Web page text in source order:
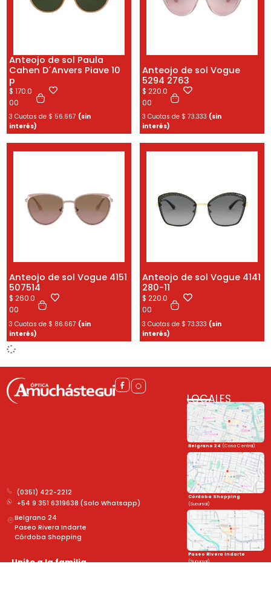
Anteojo de sol Paula
Cahen D´Anvers Piave 10
p
$ 170.0
00
3 Cuotas de $ 56.667 (sin
interés)
Anteojo de sol Vogue
5294 2763
$ 220.0
00
3 Cuotas de $ 73.333 (sin
interés)
Anteojo de sol Vogue 4151
507514
$ 260.0
00
3 Cuotas de $ 86.667 (sin
interés)
Anteojo de sol Vogue 4141
280-11
$ 220.0
00
3 Cuotas de $ 73.333 (sin
interés)
(0351) 422-2212
+54 9 351 6319638 (Solo Whatsapp)
Belgrano 24
Paseo Rivera Indarte
Córdoba Shopping
Unite a la familia
LOCALES
Belgrano 24 (Casa Central)
Córdoba Shopping
(Sucursal)
Paseo Rivera Indarte
(Sucursal)